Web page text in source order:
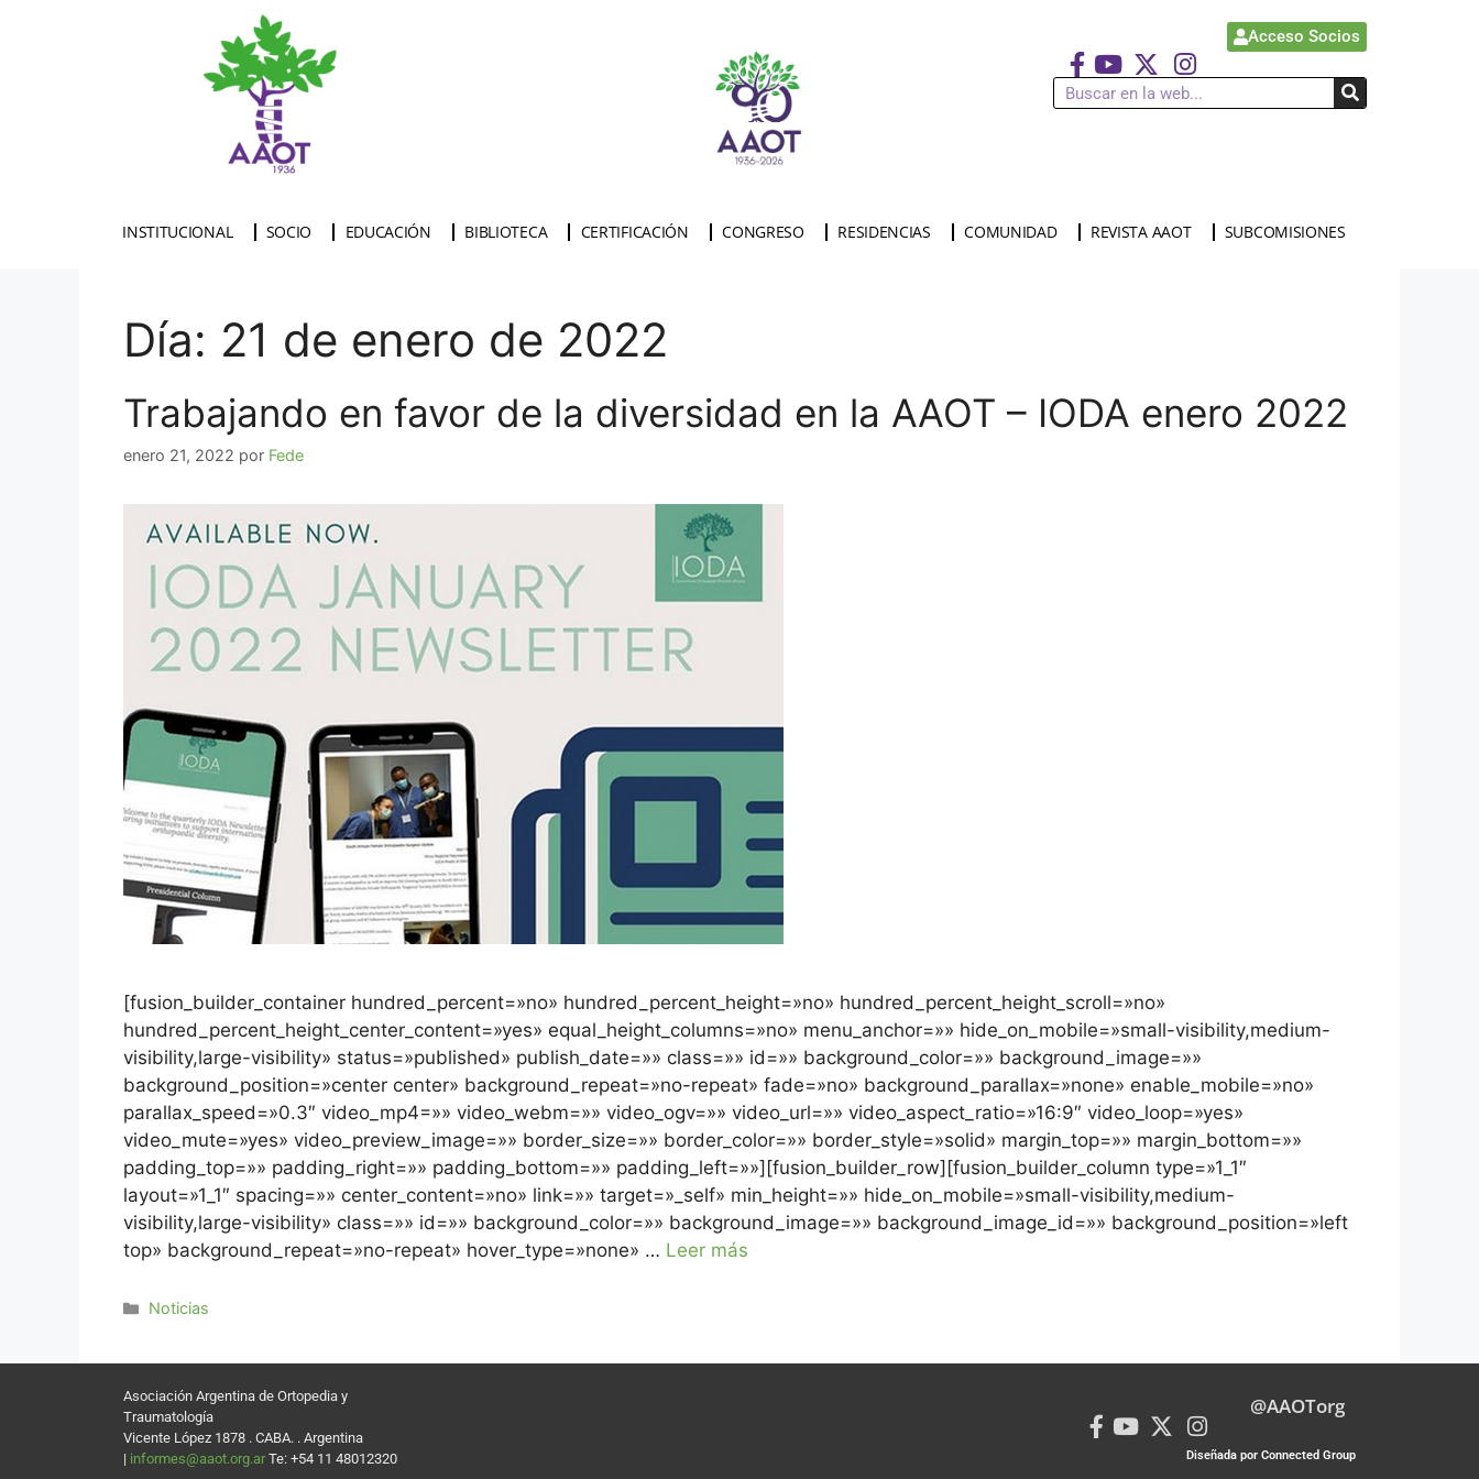
Acceso Socios
INSTITUCIONAL SOCIO EDUCACIÓN BIBLIOTECA CERTIFICACIÓN CONGRESO RESIDENCIAS COMUNIDAD REVISTA AAOT SUBCOMISIONES
Día: 21 de enero de 2022
Trabajando en favor de la diversidad en la AAOT – IODA enero 2022
enero 21, 2022 por Fede
[fusion_builder_container hundred_percent=»no» hundred_percent_height=»no» hundred_percent_height_scroll=»no»
hundred_percent_height_center_content=»yes» equal_height_columns=»no» menu_anchor=»» hide_on_mobile=»small-visibility,medium-
visibility,large-visibility» status=»published» publish_date=»» class=»» id=»» background_color=»» background_image=»»
background_position=»center center» background_repeat=»no-repeat» fade=»no» background_parallax=»none» enable_mobile=»no»
parallax_speed=»0.3″ video_mp4=»» video_webm=»» video_ogv=»» video_url=»» video_aspect_ratio=»16:9″ video_loop=»yes»
video_mute=»yes» video_preview_image=»» border_size=»» border_color=»» border_style=»solid» margin_top=»» margin_bottom=»»
padding_top=»» padding_right=»» padding_bottom=»» padding_left=»»][fusion_builder_row][fusion_builder_column type=»1_1″
layout=»1_1″ spacing=»» center_content=»no» link=»» target=»_self» min_height=»» hide_on_mobile=»small-visibility,medium-
visibility,large-visibility» class=»» id=»» background_color=»» background_image=»» background_image_id=»» background_position=»left
top» background_repeat=»no-repeat» hover_type=»none» … Leer más
Noticias
Asociación Argentina de Ortopedia y
Traumatología
Vicente López 1878 . CABA. . Argentina
| informes@aaot.org.ar Te: +54 11 48012320
@AAOTorg
Diseñada por Connected Group